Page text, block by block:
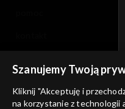
informacje o dostawcy
Szanujemy Twoją
Kliknij "Akceptuję i
na korzystanie z technologii